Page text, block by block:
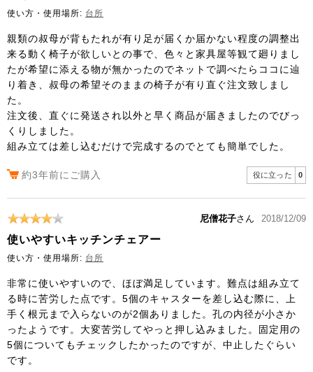
使い方・使用場所: 台所
親類の叔母が背もたれが有り足が届くか届かない程度の調整出
来る動く椅子が欲しいとの事で、色々と家具屋等観て廻りまし
たが希望に添える物が無かったのでネットで調べたらココに辿
り着き、叔母の希望そのままの椅子が有り直ぐ注文致しまし
た。
注文後、直ぐに発送され以外と早く商品が届きましたのでびっ
くりしました。
組み立ては差し込むだけで完成するのでとても簡単でした。
約3年前にご購入 役に立った 0
尼僧花子さん 2018/12/09
使いやすいキッチンチェアー
使い方・使用場所: 台所
非常に使いやすいので、ほぼ満足しています。難点は組み立て
る時に苦労した点です。5個のキャスターを差し込む際に、上
手く根元まで入らないのが2個ありました。孔の内径が小さか
ったようです。大変苦労してやっと押し込みました。固定用の
5個についてもチェックしたかったのですが、中止したぐらい
です。